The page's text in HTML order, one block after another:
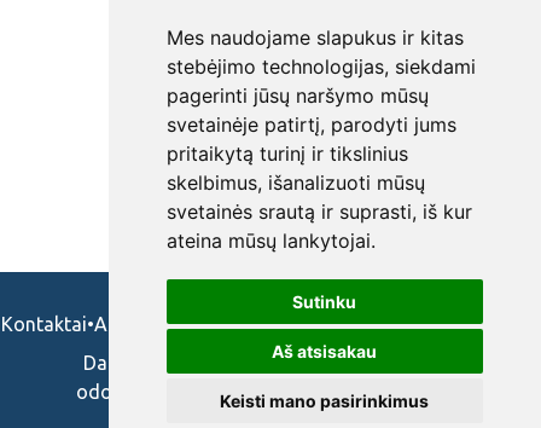
Mes naudojame slapukus ir kitas
stebėjimo technologijas, siekdami
pagerinti jūsų naršymo mūsų
svetainėje patirtį, parodyti jums
pritaikytą turinį ir tikslinius
skelbimus, išanalizuoti mūsų
svetainės srautą ir suprasti, iš kur
ateina mūsų lankytojai.
Sutinku
Aš atsisakau
Keisti mano pasirinkimus
Kontaktai•Apie mus•Naudojimosi taisykės•Privatumo politika
Darbo skelbimai ir pasiūlymai: gydytojams,
odontologams, slaugytojams, veterinarams,